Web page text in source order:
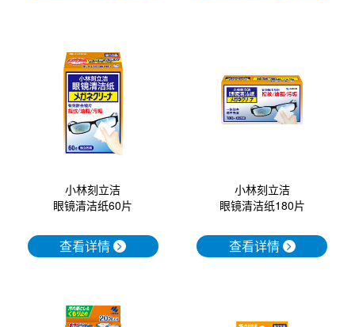
小林刻立洁
眼镜清洁纸60片
查看详情
小林刻立洁
眼镜清洁纸180片
查看详情